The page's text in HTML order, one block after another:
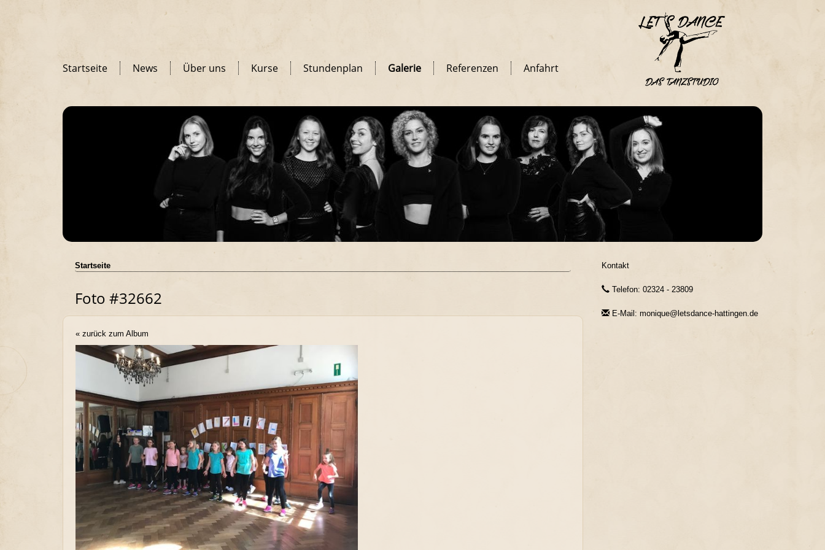
Startseite News Über uns Kurse Stundenplan Galerie Referenzen Anfahrt
Startseite
Foto #32662
« zurück zum Album
Kontakt
Telefon: 02324 - 23809
E-Mail: monique@letsdance-hattingen.de